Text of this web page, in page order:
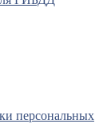
персональных